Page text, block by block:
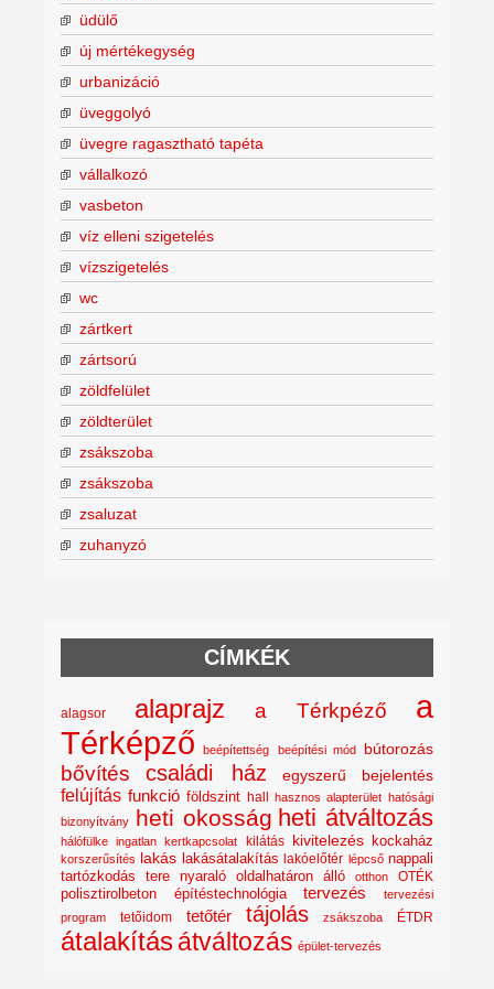
üdülő
új mértékegység
urbanizáció
üveggolyó
üvegre ragasztható tapéta
vállalkozó
vasbeton
víz elleni szigetelés
vízszigetelés
wc
zártkert
zártsorú
zöldfelület
zöldterület
zsákszoba
zsákszoba
zsaluzat
zuhanyzó
CÍMKÉK
alagsor alaprajz a Térkpéző
a
Térképző
beépítettség beépítési mód bútorozás
bővítés családi ház egyszerű bejelentés
felújítás funkció földszint hall hasznos alapterület hatósági
bizonyítvány heti okosság heti átváltozás
hálófülke ingatlan kertkapcsolat kilátás kivitelezés kockaház
korszerűsítés lakás lakásátalakítás lakóelőtér lépcső nappali
tartózkodás tere
nyaraló oldalhatáron álló otthon OTÉK
polisztirolbeton építéstechnológia tervezés
tervezési
program
tetőidom tetőtér tájolás zsákszoba ÉTDR
átalakításátváltozás épület-tervezés